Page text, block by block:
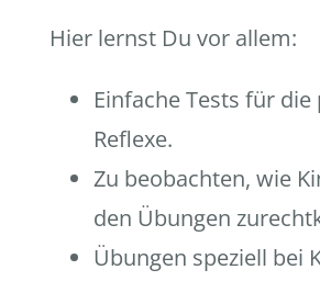
Hier lernst Du vor allem:
Einfache Tests für
Reflexe.
Zu beobachten, wie
den Übungen
Übungen speziell bei